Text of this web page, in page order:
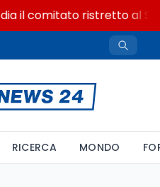
il comitato ristretto al
RICERCA MONDO